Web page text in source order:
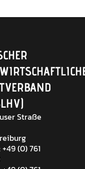
Straße
(0) 761